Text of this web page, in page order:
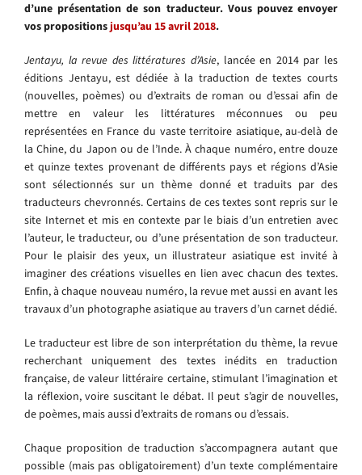
d’une présentation de son traducteur. Vous pouvez envoyer
vos propositionsjusqu’au 15 avril 2018.
Jentayu, la revue des littératures d’Asie, lancée en 2014 par les
éditions Jentayu, est dédiée à la traduction de textes courts
(nouvelles, poèmes) ou d’extraits de roman ou d’essai afin de
mettre en valeur les littératures méconnues ou peu
représentées en France du vaste territoire asiatique, au-delà de
la Chine, du Japon ou de l’Inde. À chaque numéro, entre douze
et quinze textes provenant de différents pays et régions d’Asie
sont sélectionnés sur un thème donné et traduits par des
traducteurs chevronnés. Certains de ces textes sont repris sur le
site Internet et mis en contexte par le biais d’un entretien avec
l’auteur, le traducteur, ou d’une présentation de son traducteur.
Pour le plaisir des yeux, un illustrateur asiatique est invité à
imaginer des créations visuelles en lien avec chacun des textes.
Enfin, à chaque nouveau numéro, la revue met aussi en avant les
travaux d’un photographe asiatique au travers d’un carnet dédié.
Le traducteur est libre de son interprétation du thème, la revue
recherchant uniquement des textes inédits en traduction
française, de valeur littéraire certaine, stimulant l’imagination et
la réflexion, voire suscitant le débat. Il peut s’agir de nouvelles,
de poèmes, mais aussi d’extraits de romans ou d’essais.
Chaque proposition de traduction s’accompagnera autant que
possible (mais pas obligatoirement) d’un texte complémentaire